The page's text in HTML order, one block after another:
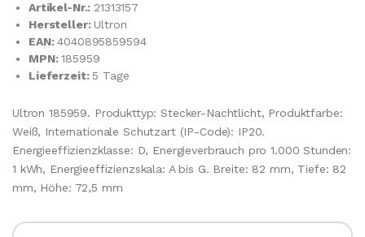
Artikel-Nr.: 21313157
Hersteller: Ultron
EAN:4040895859594
MPN:185959
Lieferzeit: 5 Tage
Ultron 185959. Produkttyp: Stecker-Nachtlicht, Produktfarbe:
Weiß, Internationale Schutzart (IP-Code): IP20.
Energieeffizienzklasse: D, Energieverbrauch pro 1.000 Stunden:
1 kWh, Energieeffizienzskala: A bis G. Breite: 82 mm, Tiefe: 82
mm, Höhe: 72,5 mm